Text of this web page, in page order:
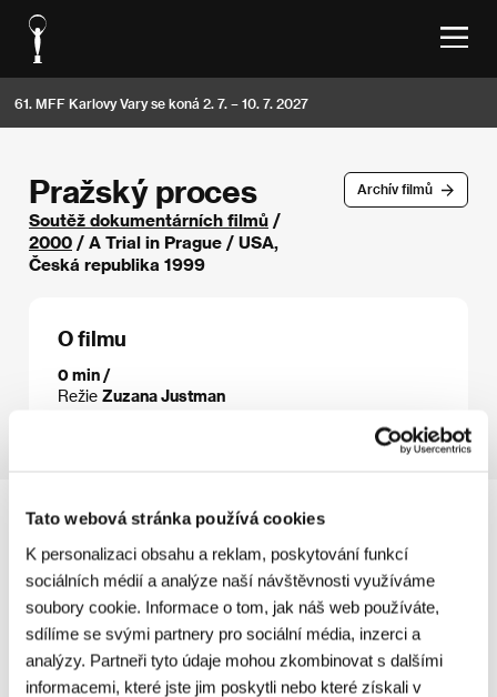
Tato webová stránka používá cookies
K personalizaci obsahu a reklam, poskytování funkcí
sociálních médií a analýze naší návštěvnosti využíváme
soubory cookie. Informace o tom, jak náš web používáte,
sdílíme se svými partnery pro sociální média, inzerci a
analýzy. Partneři tyto údaje mohou zkombinovat s dalšími
informacemi, které jste jim poskytli nebo které získali v
61. MFF Karlovy Vary se koná 2. 7. – 10. 7. 2027
Archív filmů
Pražský proces
Soutěž dokumentárních filmů /
2000 / A Trial in Prague / USA,
Česká republika 1999
O filmu
0 min /
Režie Zuzana Justman